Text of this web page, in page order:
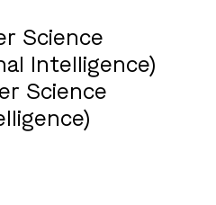
Science
Intelligence)
Science